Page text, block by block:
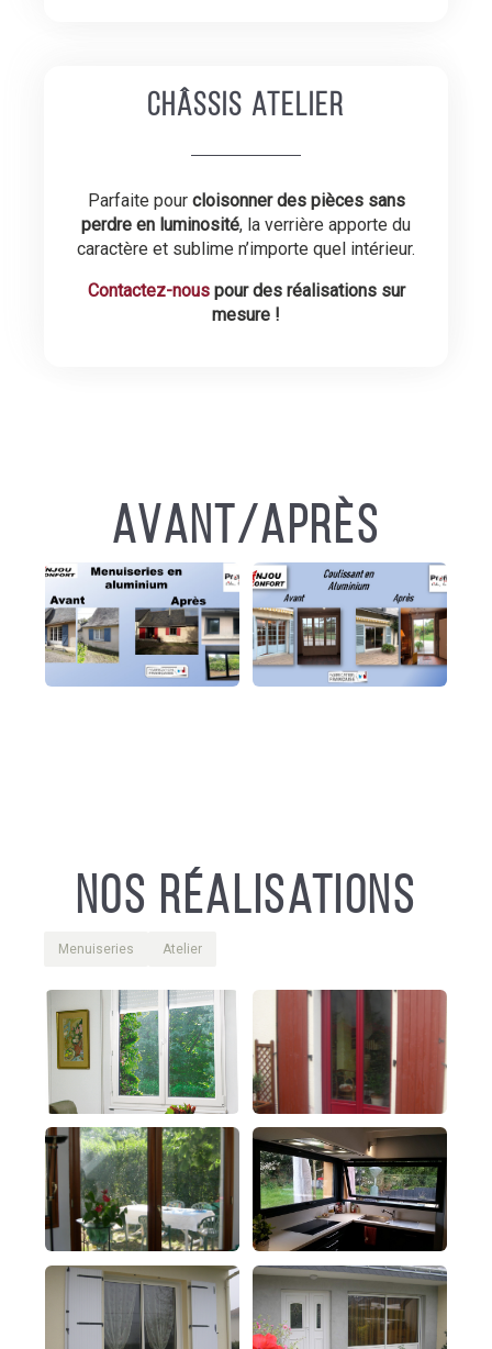
Châssis atelier
Parfaite pour cloisonner des pièces sans
perdre en luminosité, la verrière apporte du
caractère et sublime n’importe quel intérieur.
Contactez-nouspour des réalisations sur
mesure !
Avant/Après
Nos réalisations
Menuiseries Atelier